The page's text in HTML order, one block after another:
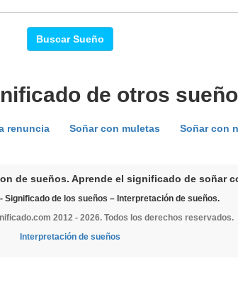
Buscar Sueño
de otros
renuncia Soñar con muletas Soñar con
de sueños. Aprende el significado de soñar
Significado de los sueños – Interpretación de sueños.
2012 - 2026. Todos los derechos reservados.
Interpretación de sueños